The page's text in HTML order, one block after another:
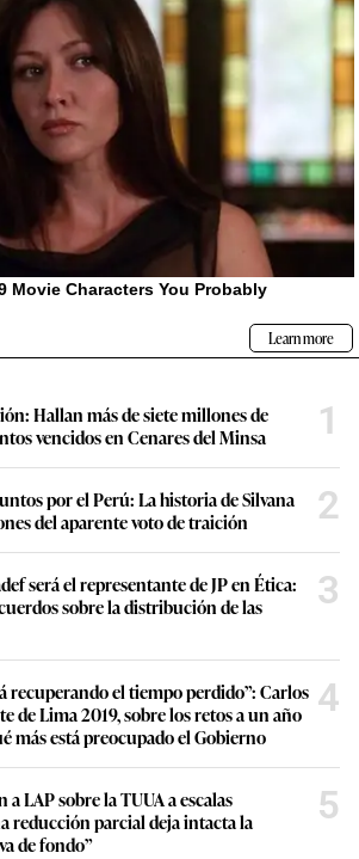
Hallan más de siete millones de
vencidos en Cenares del Minsa
1
por el Perú: La historia de Silvana
del aparente voto de traición
2
será el representante de JP en Ética:
sobre la distribución de las
3
recuperando el tiempo perdido”: Carlos
de Lima 2019, sobre los retos a un año
más está preocupado el Gobierno
4
LAP sobre la TUUA a escalas
reducción parcial deja intacta la
de fondo”
5